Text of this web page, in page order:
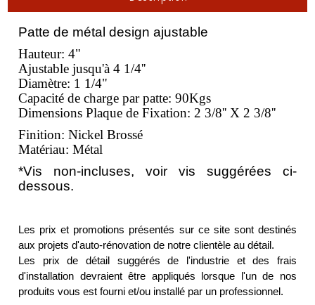
Patte de métal design ajustable
Hauteur: 4"
Ajustable jusqu'à 4 1/4''
Diamètre: 1 1/4"
Capacité de charge par patte: 90Kgs
Dimensions Plaque de Fixation: 2 3/8'' X 2 3/8''
Finition: Nickel Brossé
Matériau: Métal
*Vis non-incluses,voir vis suggérées ci-
dessous.
Les prix et promotions présentés sur ce site sont destinés
aux projets d'auto-rénovation de notre clientèle au détail.
Les prix de détail suggérés de l'industrie et des frais
d'installation devraient être appliqués lorsque l'un de nos
produits vous est fourni et/ou installé par un professionnel.